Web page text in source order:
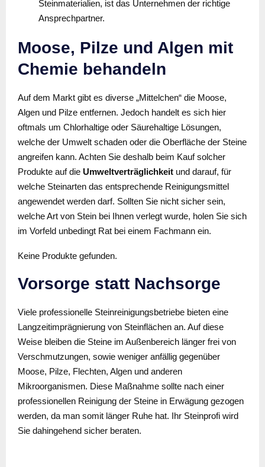
Steinmaterialien, ist das Unternehmen der richtige
Ansprechpartner.
Moose, Pilze und Algen mit
Chemie behandeln
Auf dem Markt gibt es diverse „Mittelchen“ die Moose,
Algen und Pilze entfernen. Jedoch handelt es sich hier
oftmals um Chlorhaltige oder Säurehaltige Lösungen,
welche der Umwelt schaden oder die Oberfläche der Steine
angreifen kann. Achten Sie deshalb beim Kauf solcher
Produkte auf die Umweltverträglichkeit und darauf, für
welche Steinarten das entsprechende Reinigungsmittel
angewendet werden darf. Sollten Sie nicht sicher sein,
welche Art von Stein bei Ihnen verlegt wurde, holen Sie sich
im Vorfeld unbedingt Rat bei einem Fachmann ein.
Keine Produkte gefunden.
Vorsorge statt Nachsorge
Viele professionelle Steinreinigungsbetriebe bieten eine
Langzeitimprägnierung von Steinflächen an. Auf diese
Weise bleiben die Steine im Außenbereich länger frei von
Verschmutzungen, sowie weniger anfällig gegenüber
Moose, Pilze, Flechten, Algen und anderen
Mikroorganismen. Diese Maßnahme sollte nach einer
professionellen Reinigung der Steine in Erwägung gezogen
werden, da man somit länger Ruhe hat. Ihr Steinprofi wird
Sie dahingehend sicher beraten.